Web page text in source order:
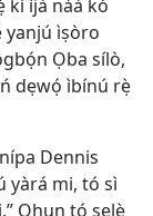
kí ìjà náà kó
yanjú ìṣòro
Ọba sílò,
dẹwọ́ ìbínú rẹ̀
Dennis
yàrá mi, tó sì
Ohun tó ṣẹlẹ̀